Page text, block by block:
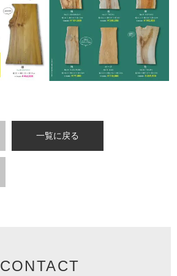
一覧に戻る
CONTACT